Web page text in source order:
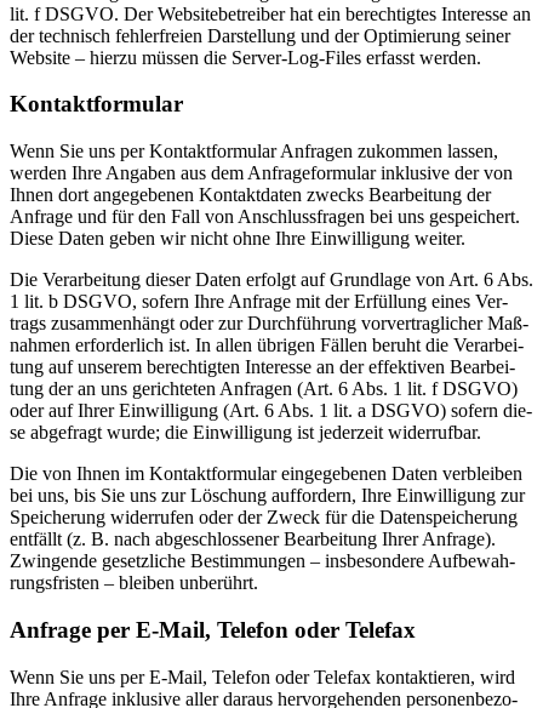
lit. f DSGVO. Der Web­site­be­trei­ber hat ein berech­tig­tes Inter­es­se an
der tech­nisch feh­ler­frei­en Dar­stel­lung und der Opti­mie­rung sei­ner
Web­site – hier­zu müs­sen die Ser­ver-Log-Files erfasst wer­den.
Kon­takt­for­mu­lar
Wenn Sie uns per Kon­takt­for­mu­lar Anfra­gen zukom­men las­sen,
wer­den Ihre Anga­ben aus dem Anfra­ge­for­mu­lar inklu­si­ve der von
Ihnen dort ange­ge­be­nen Kon­takt­da­ten zwecks Bear­bei­tung der
Anfra­ge und für den Fall von Anschluss­fra­gen bei uns gespei­chert.
Die­se Daten geben wir nicht ohne Ihre Ein­wil­li­gung wei­ter.
Die Ver­ar­bei­tung die­ser Daten erfolgt auf Grund­la­ge von Art. 6 Abs.
1 lit. b DSGVO, sofern Ihre Anfra­ge mit der Erfül­lung eines Ver­
trags zusam­men­hängt oder zur Durch­füh­rung vor­ver­trag­li­cher Maß­
nah­men erfor­der­lich ist. In allen übri­gen Fäl­len beruht die Ver­ar­bei­
tung auf unse­rem berech­tig­ten Inter­es­se an der effek­ti­ven Bear­bei­
tung der an uns gerich­te­ten Anfra­gen (Art. 6 Abs. 1 lit. f DSGVO)
oder auf Ihrer Ein­wil­li­gung (Art. 6 Abs. 1 lit. a DSGVO) sofern die­
se abge­fragt wur­de; die Ein­wil­li­gung ist jeder­zeit wider­ruf­bar.
Die von Ihnen im Kon­takt­for­mu­lar ein­ge­ge­be­nen Daten ver­blei­ben
bei uns, bis Sie uns zur Löschung auf­for­dern, Ihre Ein­wil­li­gung zur
Spei­che­rung wider­ru­fen oder der Zweck für die Daten­spei­che­rung
ent­fällt (z. B. nach abge­schlos­se­ner Bear­bei­tung Ihrer Anfra­ge).
Zwin­gen­de gesetz­li­che Bestim­mun­gen – ins­be­son­de­re Auf­be­wah­
rungs­fris­ten – blei­ben unbe­rührt.
Anfra­ge per E‑Mail, Tele­fon oder Tele­fax
Wenn Sie uns per E‑Mail, Tele­fon oder Tele­fax kon­tak­tie­ren, wird
Ihre Anfra­ge inklu­si­ve aller dar­aus her­vor­ge­hen­den per­so­nen­be­zo­